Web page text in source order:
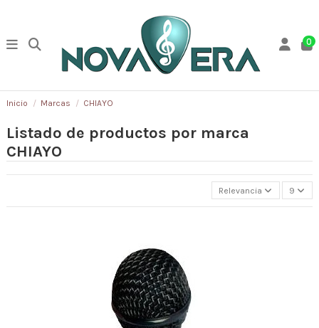
0
Inicio Marcas CHIAYO
Listado de productos por marca
CHIAYO
Relevancia 9